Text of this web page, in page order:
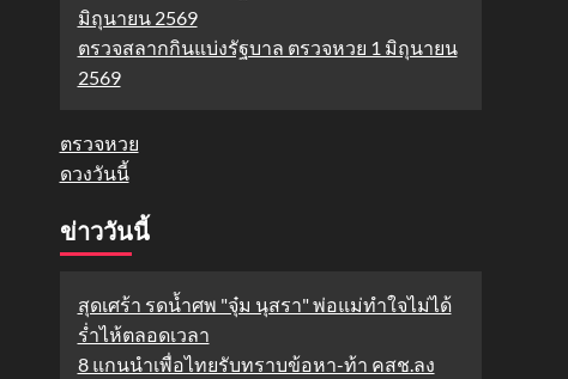
มิถุนายน 2569
ตรวจสลากกินแบ่งรัฐบาล ตรวจหวย 1 มิถุนายน
2569
ตรวจหวย
ดวงวันนี้
ข่าววันนี้
สุดเศร้า รดน้ำศพ "จุ๋ม นุสรา" พ่อแม่ทำใจไม่ได้
ร่ำไห้ตลอดเวลา
8 แกนนำเพื่อไทยรับทราบข้อหา-ท้า คสช.ลง